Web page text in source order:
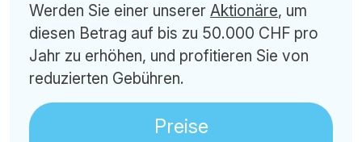
Werden Sie einer unserer Aktionäre, um
diesen Betrag auf bis zu 50.000 CHF pro
Jahr zu erhöhen, und profitieren Sie von
reduzierten Gebühren.
Preise